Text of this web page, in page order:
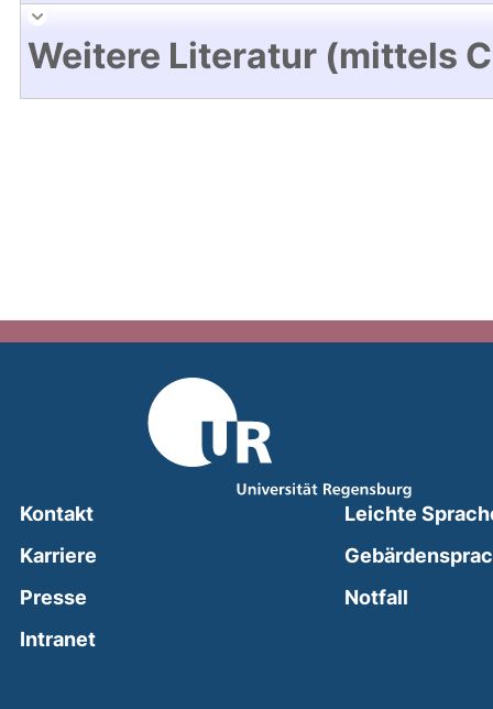
Weitere Literatur (mittels
Kontakt
Karriere
Presse
Intranet(external link, opens in a new window)
Leichte
Notfall